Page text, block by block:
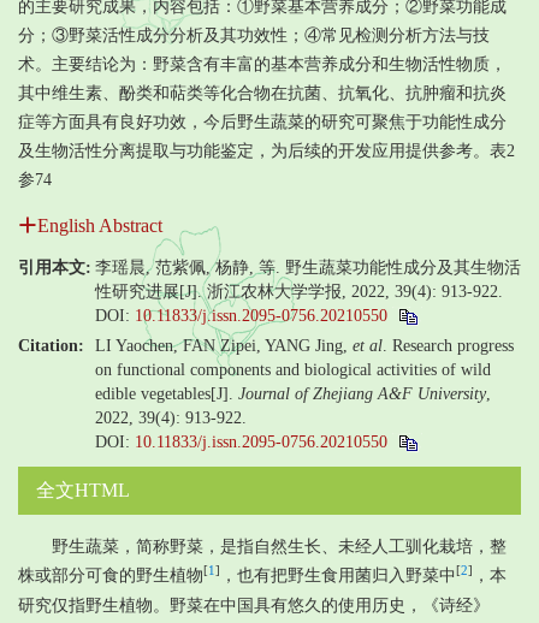
的主要研究成果，内容包括：①野菜基本营养成分；②野菜功能成
分；③野菜活性成分分析及其功效性；④常见检测分析方法与技
术。主要结论为：野菜含有丰富的基本营养成分和生物活性物质，
其中维生素、酚类和萜类等化合物在抗菌、抗氧化、抗肿瘤和抗炎
症等方面具有良好功效，今后野生蔬菜的研究可聚焦于功能性成分
及生物活性分离提取与功能鉴定，为后续的开发应用提供参考。表2
参74
English Abstract
引用本文: 李瑶晨, 范紫佩, 杨静, 等. 野生蔬菜功能性成分及其生物活
性研究进展[J]. 浙江农林大学学报, 2022, 39(4): 913-922.
DOI: 10.11833/j.issn.2095-0756.20210550
Citation:
LI Yaochen, FAN Zipei, YANG Jing, et al . Research progress
on functional components and biological activities of wild
edible vegetables[J]. Journal of Zhejiang A&F University,
2022, 39(4): 913-922.
DOI: 10.11833/j.issn.2095-0756.20210550
全文HTML
野生蔬菜，简称野菜，是指自然生长、未经人工驯化栽培，整
株或部分可食的野生植物[1 ] ，也有把野生食用菌归入野菜中 [2]
，本
研究仅指野生植物。野菜在中国具有悠久的使用历史，《诗经》